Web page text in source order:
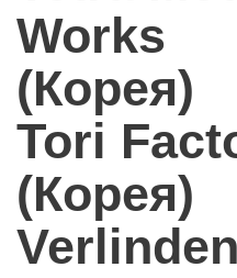
Works
(Корея)
Tori
(Корея)
Verlinden